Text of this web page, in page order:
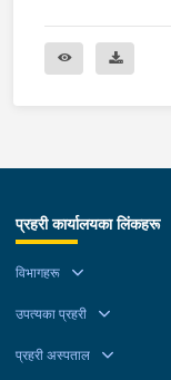
प्रहरी कार्यालयका लिंकहरू
विभागहरू
उपत्यका प्रहरी
प्रहरी अस्पताल